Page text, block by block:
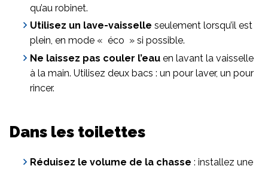
qu’au robinet.
Utilisez un lave-vaisselle seulement lorsqu’il est
plein, en mode « éco » si possible.
Ne laissez pas couler l’eau en lavant la vaisselle
à la main. Utilisez deux bacs : un pour laver, un pour
rincer.
Dans les toilettes
Réduisez le volume de la chasse : installez une